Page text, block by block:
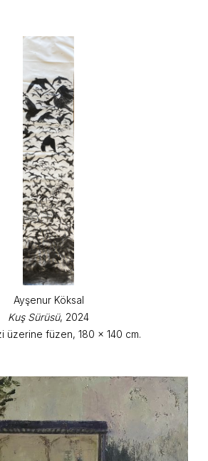
Ayşenur Köksal
Kuş Sürüsü, 2024
üzerine füzen, 180 x 140 cm.